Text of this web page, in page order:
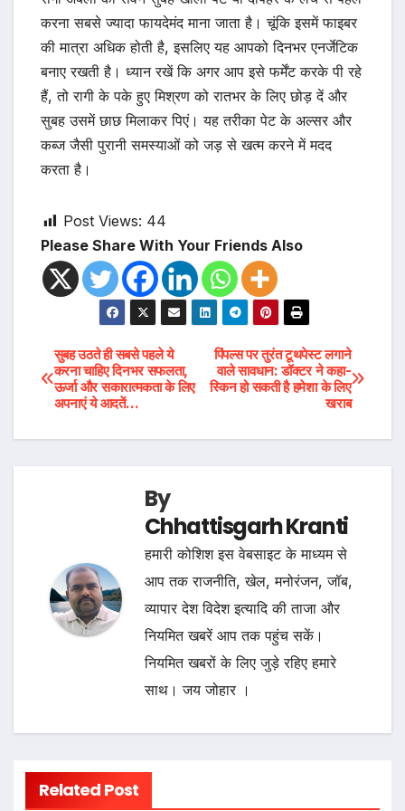
करना सबसे ज्यादा फायदेमंद माना जाता है। चूंकि इसमें फाइबर
की मात्रा अधिक होती है, इसलिए यह आपको दिनभर एनर्जेटिक
बनाए रखती है। ध्यान रखें कि अगर आप इसे फर्मेंट करके पी रहे
हैं, तो रागी के पके हुए मिश्रण को रातभर के लिए छोड़ दें और
सुबह उसमें छाछ मिलाकर पिएं। यह तरीका पेट के अल्सर और
कब्ज जैसी पुरानी समस्याओं को जड़ से खत्म करने में मदद
करता है।
Post Views: 44
Please Share With Your Friends Also
Post
navigation
पिंपल्स पर तुरंत टूथपेस्ट लगाने
वाले सावधान: डॉक्टर ने कहा-
स्किन हो सकती है हमेशा के लिए
खराब
सुबह उठते ही सबसे पहले ये
करना चाहिए दिनभर सफलता,
ऊर्जा और सकारात्मकता के लिए
अपनाएं ये आदतें…
By
Chhattisgarh Kranti
हमारी कोशिश इस वेबसाइट के माध्यम से
आप तक राजनीति, खेल, मनोरंजन, जॉब,
व्यापार देश विदेश इत्यादि की ताजा और
नियमित खबरें आप तक पहुंच सकें।
नियमित खबरों के लिए जुड़े रहिए हमारे
साथ। जय जोहार ।
Related Post